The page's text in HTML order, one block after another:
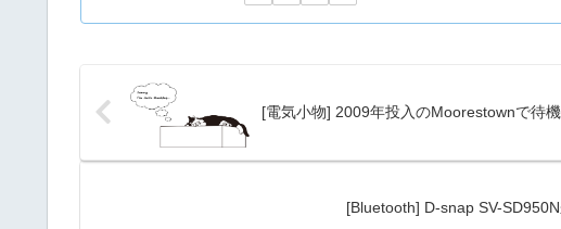
[電気小物] 2009年投入のMoorestownで待
[Bluetooth] D-snap SV-